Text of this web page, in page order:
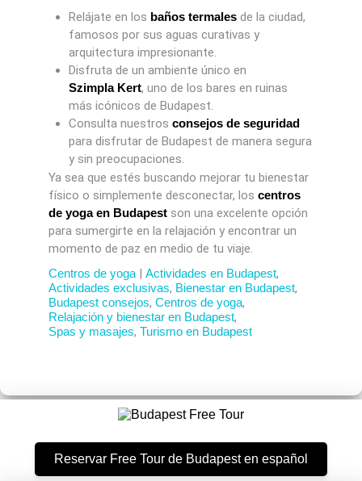
Relájate en los baños termalesde la ciudad,
famosos por sus aguas curativas y
arquitectura impresionante.
Disfruta de un ambiente único en
Szimpla Kert, uno de los bares en ruinas
más icónicos de Budapest.
Consulta nuestros consejos de seguridad
para disfrutar de Budapest de manera segura
y sin preocupaciones.
Ya sea que estés buscando mejorar tu bienestar
físico o simplemente desconectar, los centros
de yoga en Budapestson una excelente opción
para sumergirte en la relajación y encontrar un
momento de paz en medio de tu viaje.
Centros de yoga| Actividades en Budapest,
Actividades exclusivas, Bienestar en Budapest,
Budapest consejos, Centros de yoga,
Relajación y bienestar en Budapest,
Spas y masajes, Turismo en Budapest
Reservar Free Tour de Budapest en español